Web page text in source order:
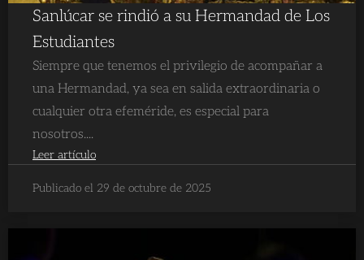
Sanlúcar se rindió a su Hermandad de Los
Estudiantes
Siempre que tenemos el privilegio de acompañar a
una Hermandad, ya sea en salida extraordinaria o
cualquier otra efeméride, es especial para
nosotros....
Leer artículo
Publicado el 29 de octubre de 2025